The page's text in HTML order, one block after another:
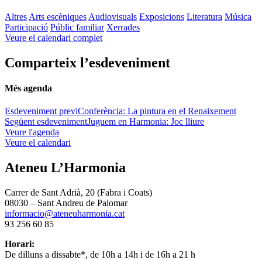
Altres Arts escèniques Audiovisuals Exposicions Literatura Música
Participació Públic familiar Xerrades
Veure el calendari complet
Comparteix l’esdeveniment
Més agenda
Esdeveniment previConferència: La pintura en el Renaixement
Següent esdevenimentJuguem en Harmonia: Joc lliure
Veure l'agenda
Veure el calendari
Ateneu L’Harmonia
Carrer de Sant Adrià, 20 (Fabra i Coats)
08030 – Sant Andreu de Palomar
informacio@ateneuharmonia.cat
93 256 60 85
Horari:
De dilluns a dissabte*, de 10h a 14h i de 16h a 21 h